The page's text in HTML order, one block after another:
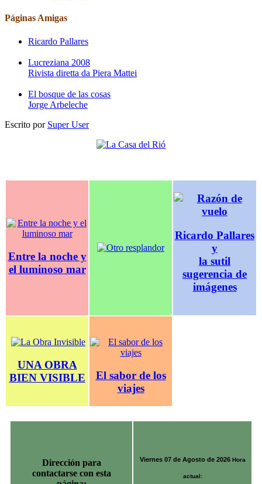
Páginas Amigas
Ricardo Pallares
Lucreziana 2008
Rivista diretta da Piera Mattei
El bosque de las cosas
Jorge Arbeleche
Escrito por Super User
Entre la noche y
el luminoso mar
Ricardo Pallares
y
la sutil
sugerencia de
imágenes
UNA OBRA
BIEN VISIBLE
El sabor de los
viajes
Dirección para
contactarse con esta
Viernes 07 de Agosto de 2026 Hora
actual: